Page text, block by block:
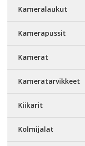
Kameralaukut
Kamerapussit
Kamerat
Kameratarvikkeet
Kiikarit
Kolmijalat